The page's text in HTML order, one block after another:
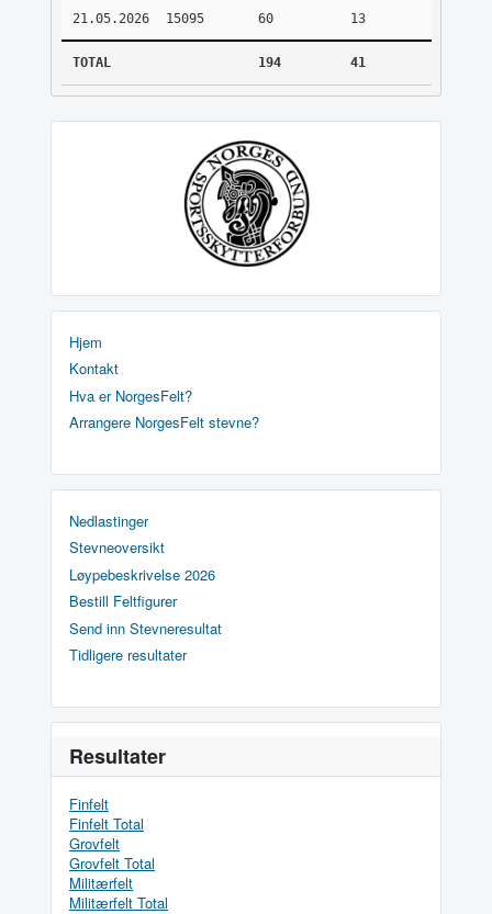
21.05.2026 15095 60 13
TOTAL 194 41
Hjem
Kontakt
Hva er NorgesFelt?
Arrangere NorgesFelt stevne?
Nedlastinger
Stevneoversikt
Løypebeskrivelse 2026
Bestill Feltfigurer
Send inn Stevneresultat
Tidligere resultater
Resultater
Finfelt
Finfelt Total
Grovfelt
Grovfelt Total
Militærfelt
Militærfelt Total